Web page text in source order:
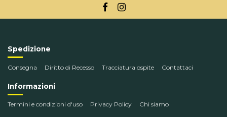
Spedizione
Consegna Diritto di Recesso Tracciatura ospite Contattaci
Informazioni
Termini e condizioni d'uso Privacy Policy Chi siamo